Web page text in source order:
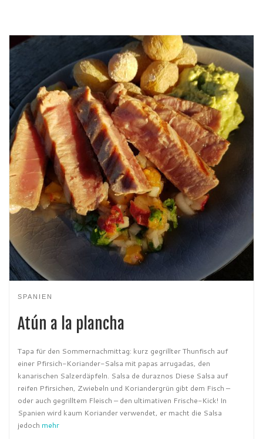
SPANIEN
Atún a la plancha
Tapa für den Sommernachmittag: kurz gegrillter Thunfisch auf
einer Pfirsich-Koriander-Salsa mit papas arrugadas, den
kanarischen Salzerdäpfeln. Salsa de duraznos Diese Salsa auf
reifen Pfirsichen, Zwiebeln und Koriandergrün gibt dem Fisch –
oder auch gegrilltem Fleisch – den ultimativen Frische-Kick! In
Spanien wird kaum Koriander verwendet, er macht die Salsa
jedoch mehr